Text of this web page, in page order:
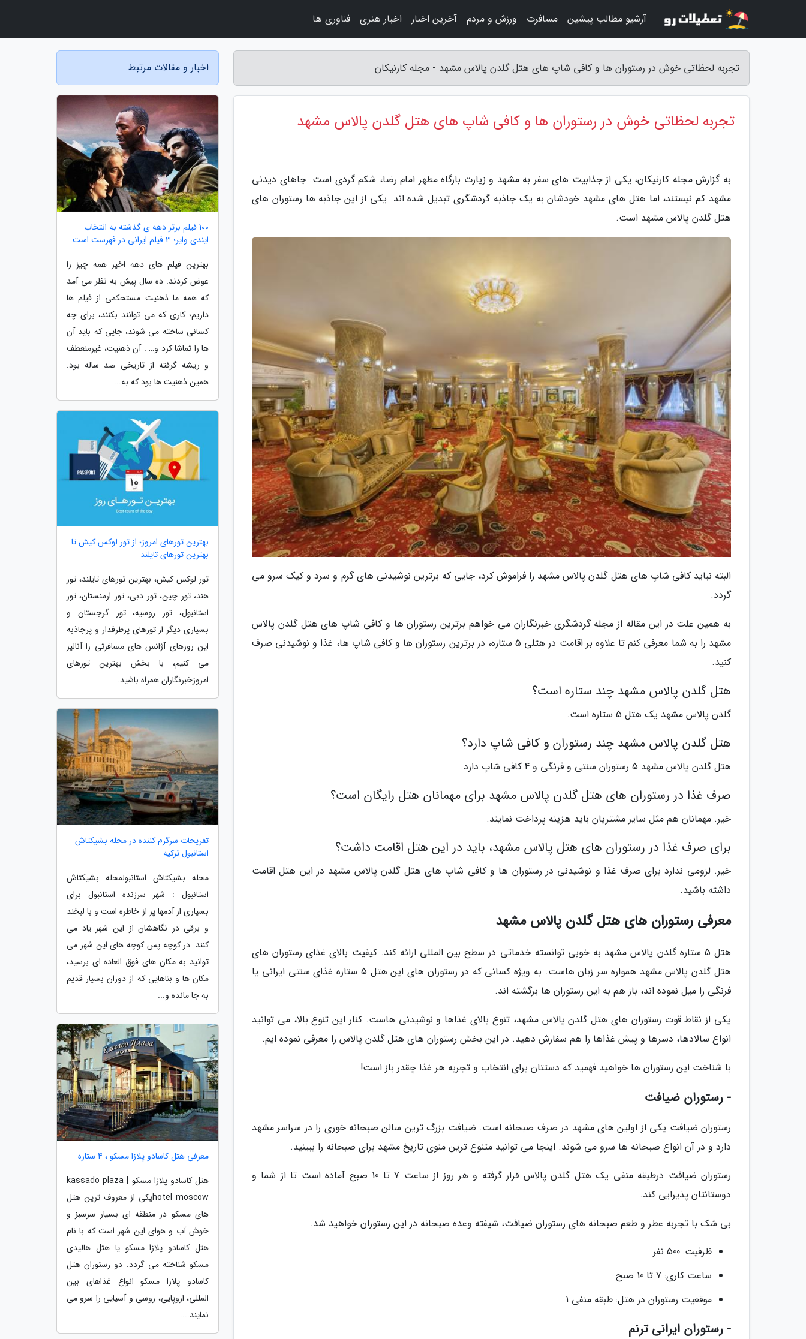
تجربه لحظاتی خوش در رستوران ها و کافی شاپ های هتل گلدن پالاس مشهد - مجله کارنیکان
تجربه لحظاتی خوش در رستوران ها و کافی شاپ های هتل گلدن پالاس مشهد
به گزارش مجله کارنیکان، یکی از جذابیت های سفر به مشهد و زیارت بارگاه مطهر امام رضا، شکم گردی است. جاهای دیدنی
مشهد کم نیستند، اما هتل های مشهد خودشان به یک جاذبه گردشگری تبدیل شده اند. یکی از این جاذبه ها رستوران های
هتل گلدن پالاس مشهد است.
البته نباید کافی شاپ های هتل گلدن پالاس مشهد را فراموش کرد، جایی که برترین نوشیدنی های گرم و سرد و کیک سرو می
گردد.
به همین علت در این مقاله از مجله گردشگری خبرنگاران می خواهم برترین رستوران ها و کافی شاپ های هتل گلدن پالاس
مشهد را به شما معرفی کنم تا علاوه بر اقامت در هتلی 5 ستاره، در برترین رستوران ها و کافی شاپ ها، غذا و نوشیدنی صرف
کنید.
هتل گلدن پالاس مشهد چند ستاره است؟
گلدن پالاس مشهد یک هتل 5 ستاره است.
هتل گلدن پالاس مشهد چند رستوران و کافی شاپ دارد؟
هتل گلدن پالاس مشهد 5 رستوران سنتی و فرنگی و 4 کافی شاپ دارد.
صرف غذا در رستوران های هتل گلدن پالاس مشهد برای مهمانان هتل رایگان است؟
خیر. مهمانان هم مثل سایر مشتریان باید هزینه پرداخت نمایند.
برای صرف غذا در رستوران های هتل پالاس مشهد، باید در این هتل اقامت داشت؟
خیر. لزومی ندارد برای صرف غذا و نوشیدنی در رستوران ها و کافی شاپ های هتل گلدن پالاس مشهد در این هتل اقامت
داشته باشید.
معرفی رستوران های هتل گلدن پالاس مشهد
هتل 5 ستاره گلدن پالاس مشهد به خوبی توانسته خدماتی در سطح بین المللی ارائه کند. کیفیت بالای غذای رستوران های
هتل گلدن پالاس مشهد همواره سر زبان هاست. به ویژه کسانی که در رستوران های این هتل 5 ستاره غذای سنتی ایرانی یا
فرنگی را میل نموده اند، باز هم به این رستوران ها برگشته اند.
یکی از نقاط قوت رستوران های هتل گلدن پالاس مشهد، تنوع بالای غذاها و نوشیدنی هاست. کنار این تنوع بالا، می توانید
انواع سالادها، دسرها و پیش غذاها را هم سفارش دهید. در این بخش رستوران های هتل گلدن پالاس را معرفی نموده ایم.
با شناخت این رستوران ها خواهید فهمید که دستتان برای انتخاب و تجربه هر غذا چقدر باز است!
- رستوران ضیافت
رستوران ضیافت یکی از اولین های مشهد در صرف صبحانه است. ضیافت بزرگ ترین سالن صبحانه خوری را در سراسر مشهد
دارد و در آن انواع صبحانه ها سرو می شوند. اینجا می توانید متنوع ترین منوی تاریخ مشهد برای صبحانه را ببینید.
رستوران ضیافت درطبقه منفی یک هتل گلدن پالاس قرار گرفته و هر روز از ساعت 7 تا 10 صبح آماده است تا از شما و
دوستانتان پذیرایی کند.
بی شک با تجربه عطر و طعم صبحانه های رستوران ضیافت، شیفته وعده صبحانه در این رستوران خواهید شد.
ظرفیت: 500 نفر
ساعت کاری: 7 تا 10 صبح
موقعیت رستوران در هتل: طبقه منفی 1
- رستوران ایرانی ترنم
اخبار و مقالات مرتبط
100 فیلم برتر دهه ی گذشته به انتخاب
ایندی وایر؛ 3 فیلم ایرانی در فهرست است
بهترین فیلم های دهه اخیر همه چیز را
عوض کردند. ده سال پیش به نظر می آمد
که همه ما ذهنیت مستحکمی از فیلم ها
داریم؛ کاری که می توانند بکنند، برای چه
کسانی ساخته می شوند، جایی که باید آن
ها را تماشا کرد و… . آن ذهنیت، غیرمنعطف
و ریشه گرفته از تاریخی صد ساله بود.
همین ذهنیت ها بود که به...
بهترین تورهای امروز؛ از تور لوکس کیش تا
بهترین تورهای تایلند
تور لوکس کیش، بهترین تورهای تایلند، تور
هند، تور چین، تور دبی، تور ارمنستان، تور
استانبول، تور روسیه، تور گرجستان و
بسیاری دیگر از تورهای پرطرفدار و پرجاذبه
این روزهای آژانس های مسافرتی را آنالیز
می کنیم، با بخش بهترین تورهای
امروزخبرنگاران همراه باشید.
تفریحات سرگرم کننده در محله بشیکتاش
استانبول ترکیه
محله بشیکتاش استانبولمحله بشیکتاش
استانبول : شهر سرزنده استانبول برای
بسیاری از آدمها پر از خاطره است و با لبخند
و برقی در نگاهشان از این شهر یاد می
کنند. در کوچه پس کوچه های این شهر می
توانید به مکان های فوق العاده ای برسید،
مکان ها و بناهایی که از دوران بسیار قدیم
به جا مانده و...
معرفی هتل کاسادو پلازا مسکو ، 4 ستاره
هتل کاسادو پلازا مسکو | kassado plaza
hotel moscowیکی از معروف ترین هتل
های مسکو در منطقه ای بسیار سرسبز و
خوش آب و هوای این شهر است که با نام
هتل کاسادو پلازا مسکو یا هتل هالیدی
مسکو شناخته می گردد. دو رستوران هتل
کاسادو پلازا مسکو انواع غذاهای بین
المللی، اروپایی، روسی و آسیایی را سرو می
نمایند....
آرشیو مطالب پیشین مسافرت ورزش و مردم آخرین اخبار اخبار هنری فناوری ها